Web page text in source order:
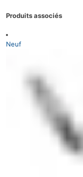
Produits associés
Neuf